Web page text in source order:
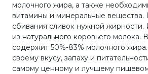
молочного жира, а также
витамины и минеральные вещества.
сбивания сливок нужной жирности.
из натурального коровьего молока.
содержит 50%-83% молочного
своему вкусу, запаху и
самому ценному и лучшему